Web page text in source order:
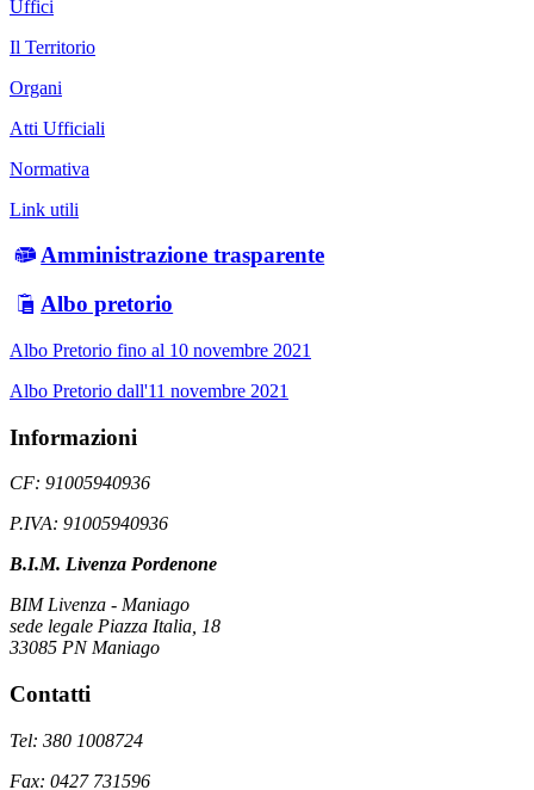
Uffici
Il Territorio
Organi
Atti Ufficiali
Normativa
Link utili
Amministrazione trasparente
Albo pretorio
Albo Pretorio fino al 10 novembre 2021
Albo Pretorio dall'11 novembre 2021
Informazioni
CF: 91005940936
P.IVA: 91005940936
B.I.M. Livenza Pordenone
BIM Livenza - Maniago
sede legale Piazza Italia, 18
33085 PN Maniago
Contatti
Tel: 380 1008724
Fax: 0427 731596